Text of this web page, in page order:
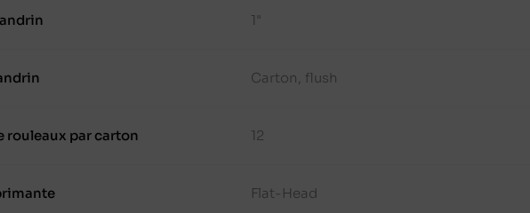
1"
Carton, flush
rouleaux par carton 12
Flat-Head